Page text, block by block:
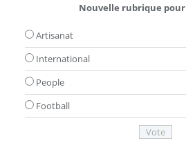
Nouvelle rubrique pour
Artisanat
International
People
Football